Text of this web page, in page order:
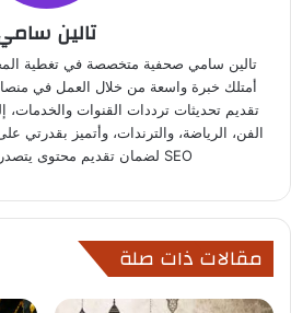
تالين
تالين سامي صحفية متخصصة في تغطية
أمتلك خبرة واسعة من خلال العمل في
تقديم تحديثات ترددات القنوات والخدمات،
الفن، الرياضة، والترندات، وأتميز بقدرتي
SEO لضمان تقديم محتوى يتصدر اهتمامات القراء
مقالات ذات صلة